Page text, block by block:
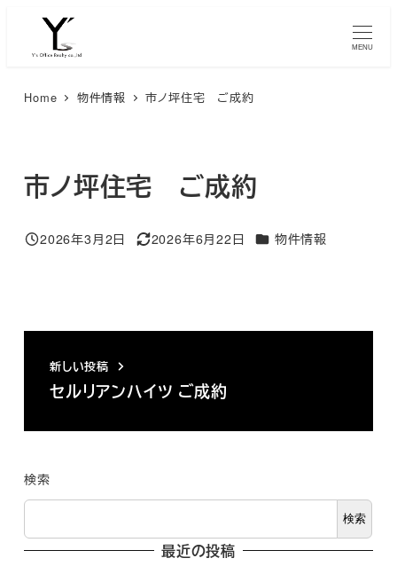
MENU
Home 物件情報 市ノ坪住宅 ご成約
市ノ坪住宅 ご成約
投稿日
2026年3月2日
更新日
2026年6月22日 カテゴリー
物件情報
新しい投稿
セルリアンハイツ ご成約
検索
検索
最近の投稿